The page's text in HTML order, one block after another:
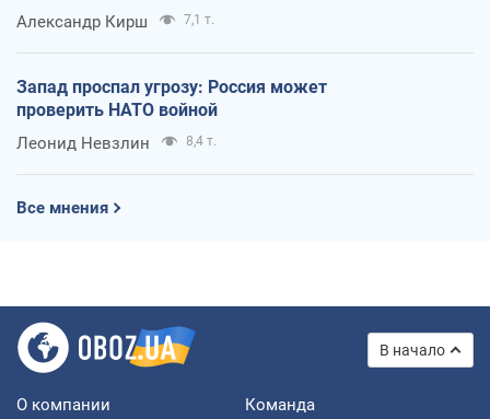
Александр Кирш 7,1 т.
Запад проспал угрозу: Россия может
проверить НАТО войной
Леонид Невзлин 8,4 т.
Все мнения
В начало
О компании Команда